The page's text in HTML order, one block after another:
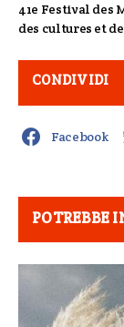
41e Festival des
des cultures et
CONDIVIDI
Facebook
POTREBBE